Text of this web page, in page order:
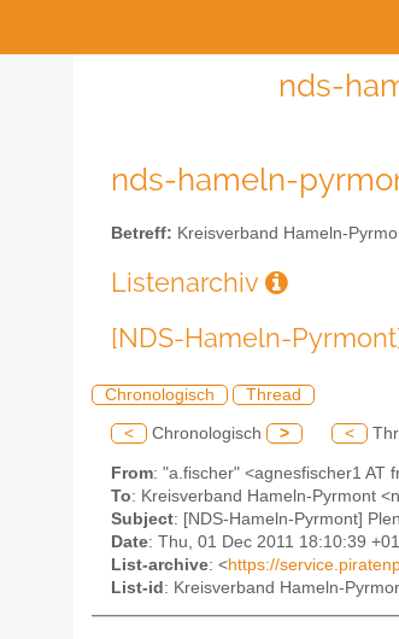
nds-
nds-hameln-
Betreff: Kreisverband Hameln-
Listenarchiv
[NDS-Hameln-
Chronologisch Thread
< Chronologisch > <
From: "a.fischer" <agnesfischer1 AT
To: Kreisverband Hameln-Pyrmont
Subject: [NDS-Hameln-Pyrmont]
Date: Thu, 01 Dec 2011 18:10:39
List-archive: <https://
List-id : Kreisverband Hameln-